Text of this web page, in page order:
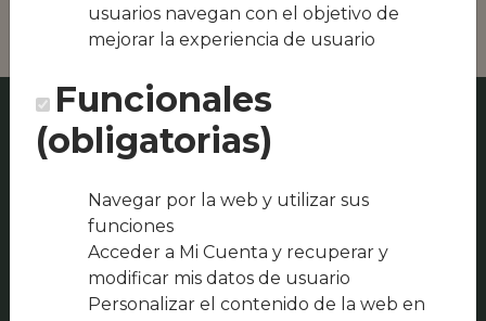
usuarios navegan con el objetivo de
mejorar la experiencia de usuario
Funcionales
(obligatorias)
Navegar por la web y utilizar sus
funciones
Acceder a Mi Cuenta y recuperar y
modificar mis datos de usuario
Personalizar el contenido de la web en